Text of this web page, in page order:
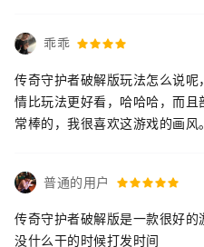
乖乖
传奇守护者破解版玩法怎么说
情比玩法更好看，哈哈哈，而
常棒的，我很喜欢这游戏的画风。
普通的用户
传奇守护者破解版是一款很好
没什么干的时候打发时间